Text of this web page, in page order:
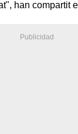
han compartit